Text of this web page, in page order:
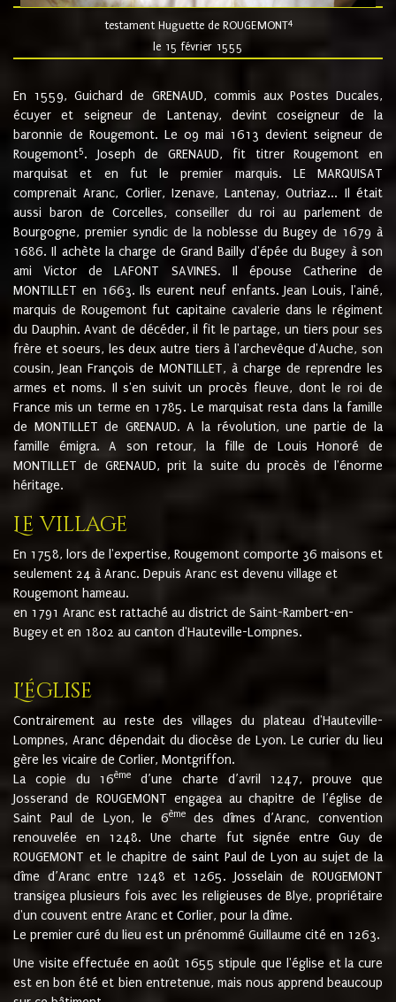
testament Huguette de ROUGEMONT4
le 15 février 1555
En 1559, Guichard de GRENAUD, commis aux Postes Ducales,
écuyer et seigneur de Lantenay, devint coseigneur de la
baronnie de Rougemont. Le 09 mai 1613 devient seigneur de
Rougemont5. Joseph de GRENAUD, fit titrer Rougemont en
marquisat et en fut le premier marquis. LE MARQUISAT
comprenait Aranc, Corlier, Izenave, Lantenay, Outriaz... Il était
aussi baron de Corcelles, conseiller du roi au parlement de
Bourgogne, premier syndic de la noblesse du Bugey de 1679 à
1686. Il achète la charge de Grand Bailly d'épée du Bugey à son
ami Victor de LAFONT SAVINES. Il épouse Catherine de
MONTILLET en 1663. Ils eurent neuf enfants. Jean Louis, l'ainé,
marquis de Rougemont fut capitaine cavalerie dans le régiment
du Dauphin. Avant de décéder, il fit le partage, un tiers pour ses
frère et soeurs, les deux autre tiers à l'archevêque d'Auche, son
cousin, Jean François de MONTILLET, à charge de reprendre les
armes et noms. Il s'en suivit un procès fleuve, dont le roi de
France mis un terme en 1785. Le marquisat resta dans la famille
de MONTILLET de GRENAUD. A la révolution, une partie de la
famille émigra. A son retour, la fille de Louis Honoré de
MONTILLET de GRENAUD, prit la suite du procès de l'énorme
héritage.
Le village
En 1758, lors de l'expertise, Rougemont comporte 36 maisons et
seulement 24 à Aranc. Depuis Aranc est devenu village et
Rougemont hameau.
en 1791 Aranc est rattaché au district de Saint-Rambert-en-
Bugey et en 1802 au canton d'Hauteville-Lompnes.
L'église
Contrairement au reste des villages du plateau d'Hauteville-
Lompnes, Aranc dépendait du diocèse de Lyon. Le curier du lieu
gère les vicaire de Corlier, Montgriffon.
La copie du 16ème
d’une charte d’avril 1247, prouve que
Josserand de ROUGEMONT engagea au chapitre de l’église de
Saint Paul de Lyon, le 6èmedes dîmes d’Aranc, convention
renouvelée en 1248. Une charte fut signée entre Guy de
ROUGEMONT et le chapitre de saint Paul de Lyon au sujet de la
dîme d’Aranc entre 1248 et 1265. Josselain de ROUGEMONT
transigea plusieurs fois avec les religieuses de Blye, propriétaire
d'un couvent entre Aranc et Corlier, pour la dîme.
Le premier curé du lieu est un prénommé Guillaume cité en 1263.
Une visite effectuée en août 1655 stipule que l'église et la cure
est en bon été et bien entretenue, mais nous apprend beaucoup